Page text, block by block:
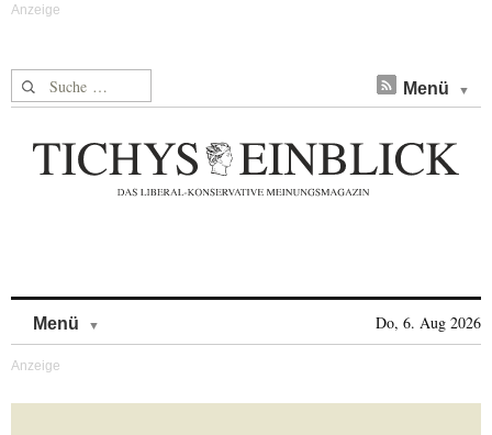
Suche nach: Menü
Menü Do, 6. Aug 2026